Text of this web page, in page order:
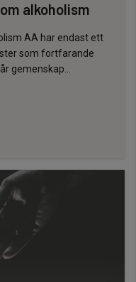
alkoholism
AA har endast ett
som fortfarande
gemenskap…